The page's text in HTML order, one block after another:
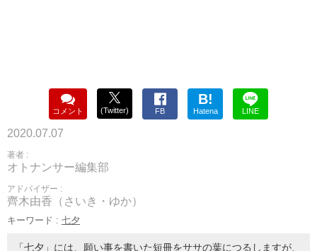
コメント (Twitter) FB
B!
Hatena LINE
2020.07.07
著者 :
オトナンサー編集部
アドバイザー :
齊木由香（さいき・ゆか）
キーワード : 七夕
「七夕」には、願い事を書いた短冊をササの葉につるしますが、